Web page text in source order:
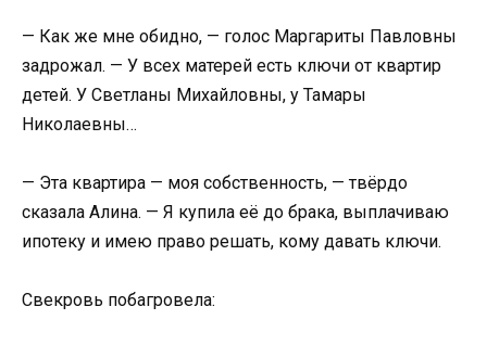
— Как же мне обидно, — голос Маргариты Павловны
задрожал. — У всех матерей есть ключи от квартир
детей. У Светланы Михайловны, у Тамары
Николаевны…
— Эта квартира — моя собственность, — твёрдо
сказала Алина. — Я купила её до брака, выплачиваю
ипотеку и имею право решать, кому давать ключи.
Свекровь побагровела: